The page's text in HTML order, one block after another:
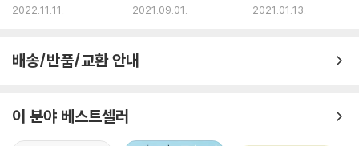
2022.11.11.
디자인 - 우유니 디자이너
2021.09.01.
사회학자 이라영
2021.01.13.
배송/반품/교환 안내
이 분야 베스트셀러